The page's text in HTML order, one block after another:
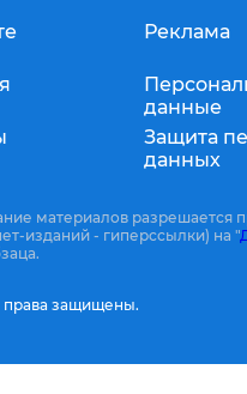
Реклама
данные
Защита
данных
материалов разрешается
изданий - гиперссылки) на "
права защищены.